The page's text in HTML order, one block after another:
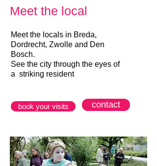
Meet the local
Meet the locals in Breda,
Dordrecht, Zwolle and Den
Bosch.
See the city through the eyes of
a striking resident
book your visits contact